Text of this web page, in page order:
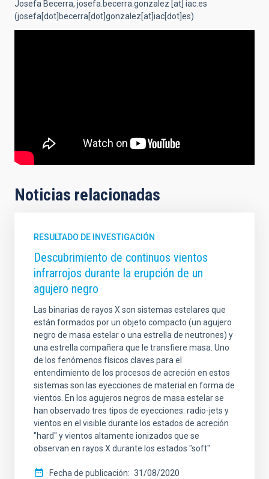
Josefa Becerra, josefa.becerra.gonzalez [at] iac.es
(josefa[dot]becerra[dot]gonzalez[at]iac[dot]es)
Noticias relacionadas
RESULTADO DE INVESTIGACIÓN
Descubrimiento de continuos vientos
infrarrojos durante la erupción de un
agujero negro
Las binarias de rayos X son sistemas estelares que
están formados por un objeto compacto (un agujero
negro de masa estelar o una estrella de neutrones) y
una estrella compañera que le transfiere masa. Uno
de los fenómenos físicos claves para el
entendimiento de los procesos de acreción en estos
sistemas son las eyecciones de material en forma de
vientos. En los agujeros negros de masa estelar se
han observado tres tipos de eyecciones: radio-jets y
vientos en el visible durante los estados de acreción
"hard" y vientos altamente ionizados que se
observan en rayos X durante los estados "soft"
Fecha de publicación 31/08/2020